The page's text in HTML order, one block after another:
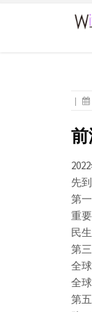
|
先
第
重
民
第
全
全
第